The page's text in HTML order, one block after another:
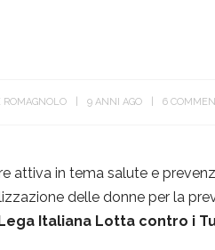
ROMAGNOLO 9 ANNI AGO 6
attiva in tema salute e
delle donne per la
Italiana Lotta contro i
Iscriviti